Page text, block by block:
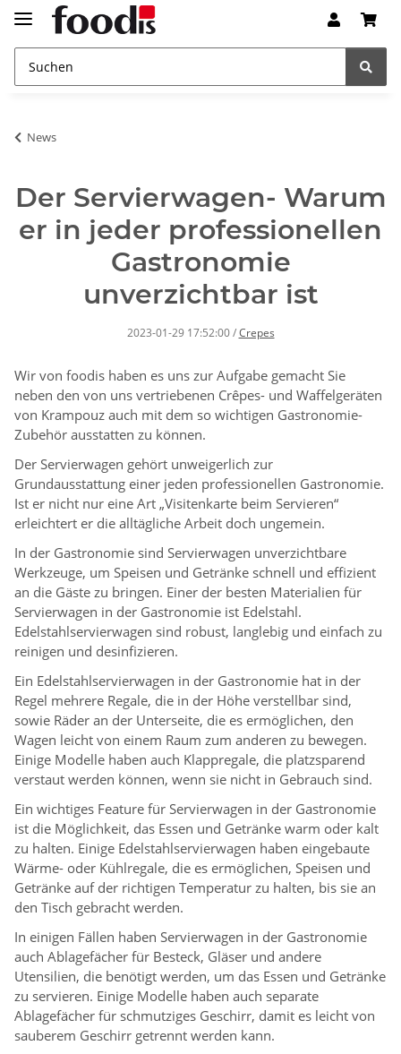
News
Der Servierwagen- Warum
er in jeder professionellen
Gastronomie
unverzichtbar ist
2023-01-29 17:52:00 /Crepes
Wir von foodis haben es uns zur Aufgabe gemacht Sie
neben den von uns vertriebenen Crêpes- und Waffelgeräten
von Krampouz auch mit dem so wichtigen Gastronomie-
Zubehör ausstatten zu können.
Der Servierwagen gehört unweigerlich zur
Grundausstattung einer jeden professionellen Gastronomie.
Ist er nicht nur eine Art „Visitenkarte beim Servieren“
erleichtert er die alltägliche Arbeit doch ungemein.
In der Gastronomie sind Servierwagen unverzichtbare
Werkzeuge, um Speisen und Getränke schnell und effizient
an die Gäste zu bringen. Einer der besten Materialien für
Servierwagen in der Gastronomie ist Edelstahl.
Edelstahlservierwagen sind robust, langlebig und einfach zu
reinigen und desinfizieren.
Ein Edelstahlservierwagen in der Gastronomie hat in der
Regel mehrere Regale, die in der Höhe verstellbar sind,
sowie Räder an der Unterseite, die es ermöglichen, den
Wagen leicht von einem Raum zum anderen zu bewegen.
Einige Modelle haben auch Klappregale, die platzsparend
verstaut werden können, wenn sie nicht in Gebrauch sind.
Ein wichtiges Feature für Servierwagen in der Gastronomie
ist die Möglichkeit, das Essen und Getränke warm oder kalt
zu halten. Einige Edelstahlservierwagen haben eingebaute
Wärme- oder Kühlregale, die es ermöglichen, Speisen und
Getränke auf der richtigen Temperatur zu halten, bis sie an
den Tisch gebracht werden.
In einigen Fällen haben Servierwagen in der Gastronomie
auch Ablagefächer für Besteck, Gläser und andere
Utensilien, die benötigt werden, um das Essen und Getränke
zu servieren. Einige Modelle haben auch separate
Ablagefächer für schmutziges Geschirr, damit es leicht von
sauberem Geschirr getrennt werden kann.